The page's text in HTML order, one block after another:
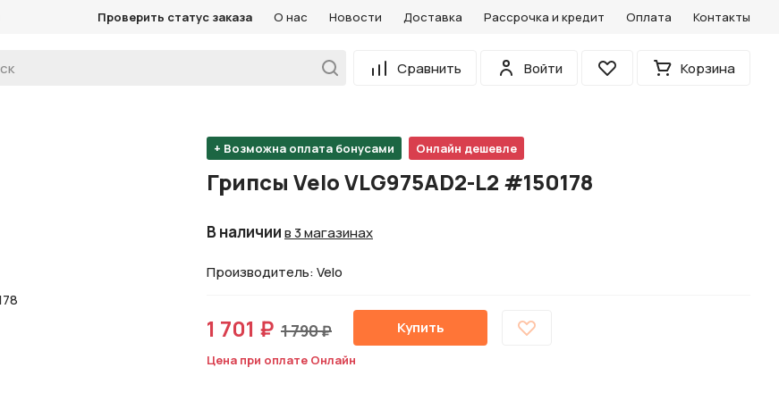
Проверить статус заказа О нас Новости Доставка Рассрочка и кредит Оплата Контакты
Сравнить
Войти
Избранное Корзина
+ Возможна оплата бонусами Онлайн дешевле
Грипсы Velo VLG975AD2-L2 #150178
В наличиив 3 магазинах
Производитель: Velo
1 701 ₽ 1 790 ₽ Купить
Цена при оплате Онлайн